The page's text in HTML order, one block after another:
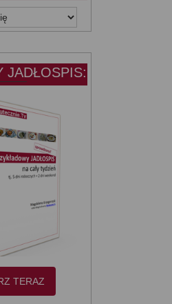
JADŁOSPIS:
TERAZ